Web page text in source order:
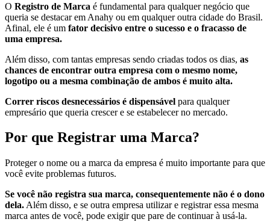
O Registro de Marca é fundamental para qualquer negócio que
queria se destacar em Anahy ou em qualquer outra cidade do Brasil.
Afinal, ele é um fator decisivo entre o sucesso e o fracasso de
uma empresa.
Além disso, com tantas empresas sendo criadas todos os dias, as
chances de encontrar outra empresa com o mesmo nome,
logotipo ou a mesma combinação de ambos é muito alta.
Correr riscos desnecessários é dispensável para qualquer
empresário que queria crescer e se estabelecer no mercado.
Por que Registrar uma Marca?
Proteger o nome ou a marca da empresa é muito importante para que
você evite problemas futuros.
Se você não registra sua marca, consequentemente não é o dono
dela. Além disso, e se outra empresa utilizar e registrar essa mesma
marca antes de você, pode exigir que pare de continuar à usá-la.